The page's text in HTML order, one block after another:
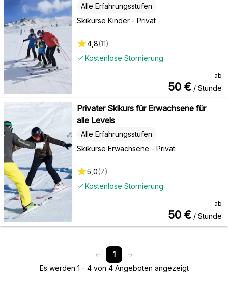
Skikurse Kinder - Privat
Alle Erfahrungsstufen
Kostenlose Stornierung
4,8(11)
ab
50 € / Stunde
Privater Skikurs für Erwachsene für
alle Levels
Skikurse Erwachsene - Privat
Alle Erfahrungsstufen
Kostenlose Stornierung
5,0(7)
ab
50 € / Stunde
1
Es werden 1 - 4 von 4 Angeboten angezeigt